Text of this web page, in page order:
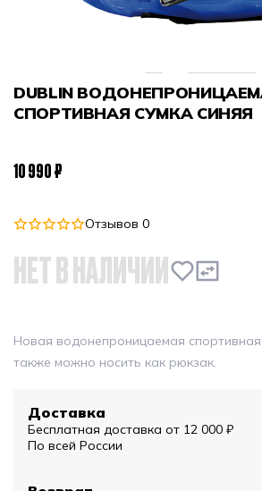
Отзывов 0
DUBLIN
СПОРТИВНАЯ СУМКА СИНЯЯ
10 990 ₽
НЕТ В НАЛИЧИИ
Новая водонепроницаемая
также можно носить как рюкзак.
Доставка
Бесплатная доставка от 12 000 ₽
По всей России